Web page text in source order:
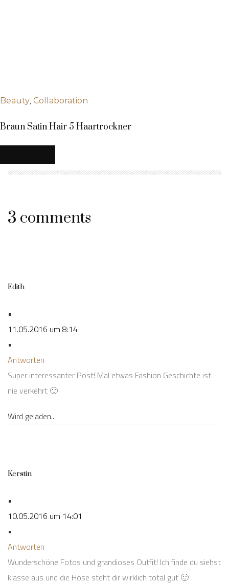
Beauty, Collaboration
Braun Satin Hair 5 Haartrockner
3 comments
Edith
•
11.05.2016 um 8:14
•
Antworten
Super interessanter Post! Mal etwas Fashion Geschichte ist
nie verkehrt 🙂
Wird geladen...
Kerstin
•
10.05.2016 um 14:01
•
Antworten
Wunderschöne Fotos und grandioses Outfit! Ich finde du siehst
klasse aus und die Hose steht dir wirklich total gut 🙂